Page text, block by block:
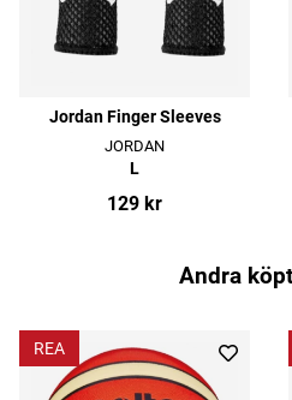
Jordan Finger Sleeves
JORDAN
L
129 kr
Andra
REA